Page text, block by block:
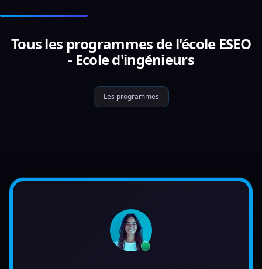
Tous les programmes de l'école ESEO
- Ecole d'ingénieurs
Les programmes